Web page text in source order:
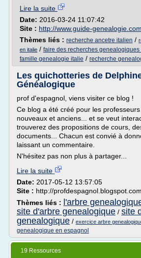
Lire la suite
Date: 2016-03-24 11:07:42
Site : http://www.guide-genealogie.com
Thèmes liés : recherche ancetre italien /
en italie / faire des recherches genealogiques
famille genealogie italie / recherche
Les quichotteries de
Généalogique
prof d'espagnol, viens visiter ce blog !
Ce blog a été créé pour les professeurs
nouveaux et anciens... et se veut
trouverez des propositions de cours,
documents... Chacun est convié à
laissant un commentaire.
N'hésitez pas non plus à partager...
Lire la suite
Date: 2017-05-12 13:57:05
Site : http://profdespagnol.blogspot.com
Thèmes liés :
l'arbre
site d'arbre genealogique / site
genealogique / exercice arbre
genealogique en espagnol
19 Ressources